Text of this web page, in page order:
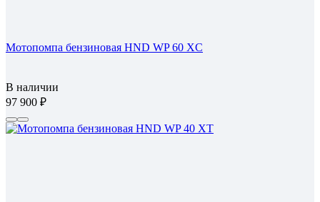
Мотопомпа бензиновая HND WP 60 XC
В наличии
97 900